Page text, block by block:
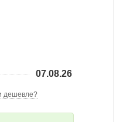
07.08.26
дешевле?